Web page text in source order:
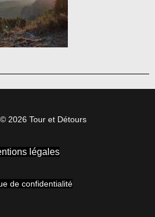
2026 Tour et Détours
légales
de confidentialité